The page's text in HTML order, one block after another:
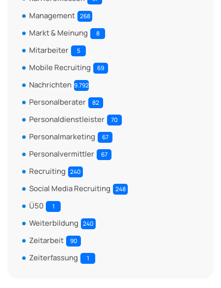
Management 268
Markt & Meinung 8
Mitarbeiter 5
Mobile Recruiting 69
Nachrichten 9.792
Personalberater 82
Personaldienstleister 70
Personalmarketing 67
Personalvermittler 67
Recruiting 240
Social Media Recruiting 248
Ü50 1
Weiterbildung 240
Zeitarbeit 90
Zeiterfassung 1